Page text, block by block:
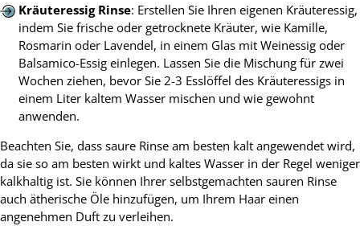
Kräuteressig Rinse: Erstellen Sie Ihren eigenen Kräuteressig,
indem Sie frische oder getrocknete Kräuter, wie Kamille,
Rosmarin oder Lavendel, in einem Glas mit Weinessig oder
Balsamico-Essig einlegen. Lassen Sie die Mischung für zwei
Wochen ziehen, bevor Sie 2-3 Esslöffel des Kräuteressigs in
einem Liter kaltem Wasser mischen und wie gewohnt
anwenden.
Beachten Sie, dass saure Rinse am besten kalt angewendet wird,
da sie so am besten wirkt und kaltes Wasser in der Regel weniger
kalkhaltig ist. Sie können Ihrer selbstgemachten sauren Rinse
auch ätherische Öle hinzufügen, um Ihrem Haar einen
angenehmen Duft zu verleihen.